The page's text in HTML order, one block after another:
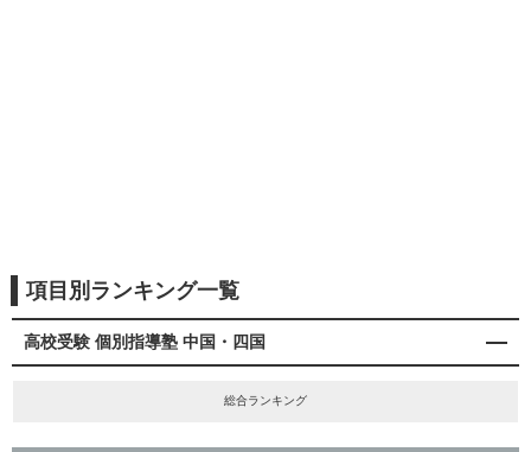
項目別ランキング一覧
高校受験 個別指導塾 中国・四国
総合ランキング